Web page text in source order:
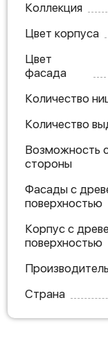
Коллекция
Цвет корпуса
Цвет
фасада
Количество
Количество
Возможность
стороны
Фасады с
поверхностью
Корпус с
поверхностью
Производитель
Страна